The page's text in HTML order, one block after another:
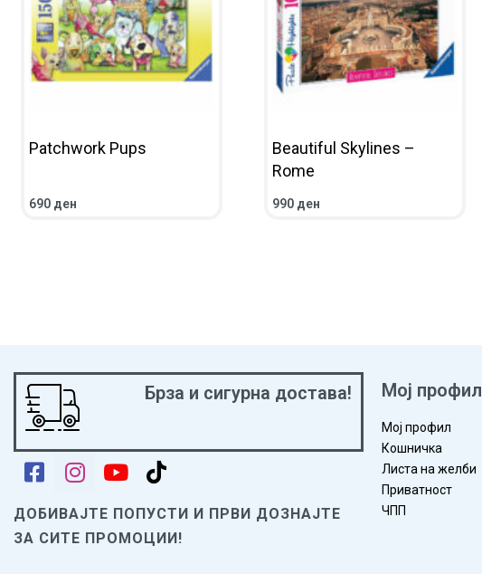
Patchwork Pups
690 ден
Beautiful Skylines –
Rome
990 ден
Брза и сигурна достава!
ДОБИВАЈТЕ ПОПУСТИ И ПРВИ ДОЗНАЈТЕ
ЗА СИТЕ ПРОМОЦИИ!
Мој профил
Мој профил
Кошничка
Листа на желби
Приватност
ЧПП